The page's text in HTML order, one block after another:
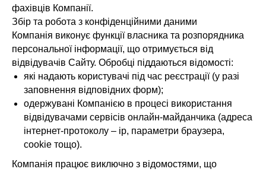
фахівців Компанії.
Збір та робота з конфіденційними даними
Компанія виконує функції власника та розпорядника
персональної інформації, що отримується від
відвідувачів Сайту. Обробці піддаються відомості:
які надають користувачі під час реєстрації (у разі
заповнення відповідних форм);
одержувані Компанією в процесі використання
відвідувачами сервісів онлайн-майданчика (адреса
інтернет-протоколу – ip, параметри браузера,
cookie тощо).
Компанія працює виключно з відомостями, що